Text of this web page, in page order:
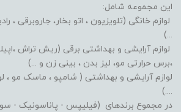
این مجموعه شامل:
لوازم خانگی (تلویزیون ، اتو بخار، جاروبرقی ،
...)
لوازم آرایشی و بهداشتی برقی (ریش تراش
،برس حرارتی مو، لیز بدن ، بینی زن و ...)
لوازم آرایشی و بهداشتی ( شامپو ، ماسک مو ،
....)
در مجموع برندهای (فیلیپس - پاناسونیک -